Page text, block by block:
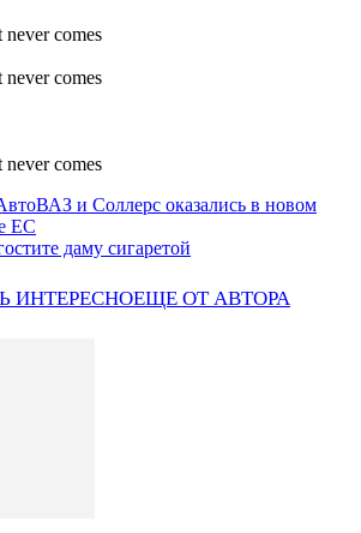
comes
comes
comes
и Соллерс оказались в новом
ЕС
даму сигаретой
ИНТЕРЕСНОЕЩЕ ОТ АВТОРА